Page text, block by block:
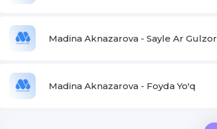
Madina Aknazarova - Sayle Ar Gulzor
Madina Aknazarova - Foyda Yo'q